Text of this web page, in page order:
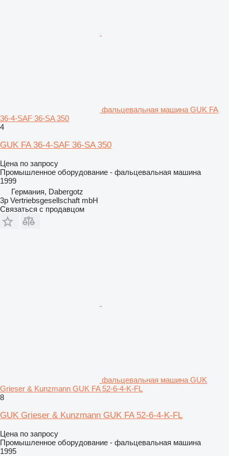
фальцевальная машина GUK FA
36-4-SAF 36-SA 350
4
GUK FA 36-4-SAF 36-SA 350
Цена по запросу
Промышленное оборудование - фальцевальная машина
1999
Германия, Dabergotz
3p Vertriebsgesellschaft mbH
Связаться с продавцом
фальцевальная машина GUK
Grieser & Kunzmann GUK FA 52-6-4-K-FL
8
GUK Grieser & Kunzmann GUK FA 52-6-4-K-FL
Цена по запросу
Промышленное оборудование - фальцевальная машина
1995